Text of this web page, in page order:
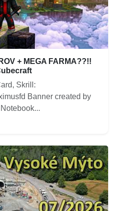
+ MEGA FARMA??!!
Skrill:
Banner created by